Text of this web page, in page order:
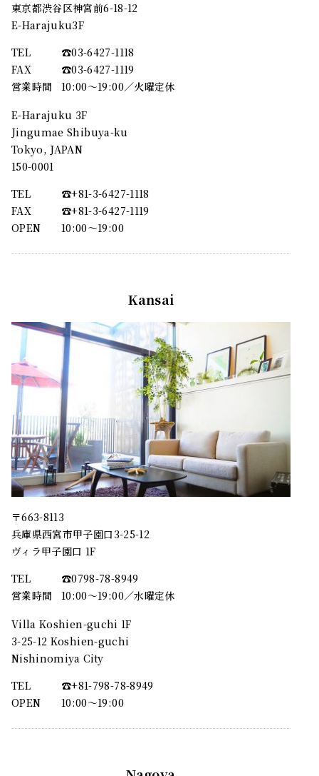
東京都渋谷区神宮前6-18-12
E-Harajuku3F
TEL
☎︎03-6427-1118
FAX
☎︎03-6427-1119
営業時間
10:00～19:00／火曜定休
E-Harajuku 3F
Jingumae Shibuya-ku
Tokyo, JAPAN
150-0001
TEL
☎︎+81-3-6427-1118
FAX
☎︎+81-3-6427-1119
OPEN
10:00〜19:00
Kansai
〒663-8113
兵庫県西宮市甲子園口3-25-12
ヴィラ甲子園口 1F
TEL
☎︎0798-78-8949
営業時間
10:00～19:00／水曜定休
Villa Koshien-guchi 1F
3-25-12 Koshien-guchi
Nishinomiya City
TEL
☎︎+81-798-78-8949
OPEN
10:00〜19:00